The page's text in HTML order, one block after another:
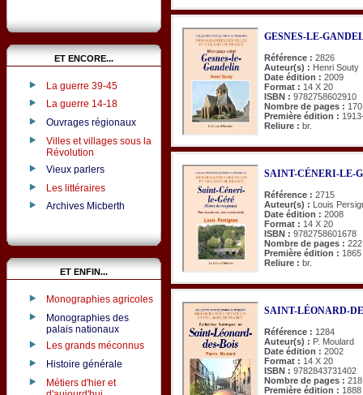
ET ENCORE...
La guerre 39-45
La guerre 14-18
Ouvrages régionaux
Villes et villages sous la
Révolution
Vieux parlers
Les littéraires
Archives Micberth
ET ENFIN...
Monographies agricoles
Monographies des
palais nationaux
Les grands méconnus
Histoire générale
Métiers d'hier et
GESNES-LE-
Référence : 2826
Auteur(s) : Henri Souty
Date édition : 2009
Format : 14 X 20
ISBN : 9782758602910
Nombre de pages : 170
Première édition :
Reliure : br.
SAINT-CÉNERI-LE-
Référence : 2715
Auteur(s) : Louis
Date édition : 2008
Format : 14 X 20
ISBN : 9782758601678
Nombre de pages : 222
Première édition : 1865
Reliure : br.
SAINT-LÉONARD-
Référence : 1284
Auteur(s) : P. Moulard
Date édition : 2002
Format : 14 X 20
ISBN : 9782843731402
Nombre de pages : 218
Première édition : 1888